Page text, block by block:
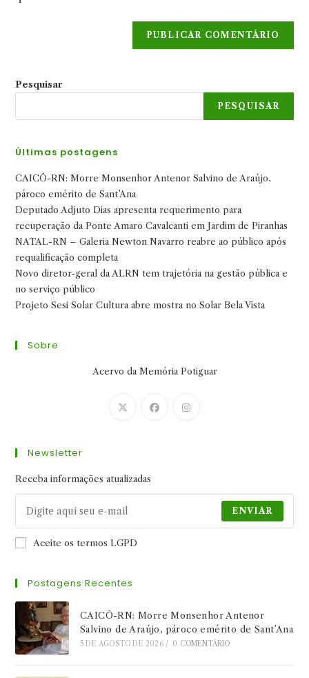
Pesquisar
PESQUISAR
Últimas postagens
CAICÓ-RN: Morre Monsenhor Antenor Salvino de Araújo,
pároco emérito de Sant’Ana
Deputado Adjuto Dias apresenta requerimento para
recuperação da Ponte Amaro Cavalcanti em Jardim de Piranhas
NATAL-RN – Galeria Newton Navarro reabre ao público após
requalificação completa
Novo diretor-geral da ALRN tem trajetória na gestão pública e
no serviço público
Projeto Sesi Solar Cultura abre mostra no Solar Bela Vista
Sobre
Acervo da Memória Potiguar
Abre
Abre
Newsletter
Receba informações atualizadas
ENVIAR
Aceite os termos LGPD
Postagens Recentes
CAICÓ-RN: Morre Monsenhor Antenor
Salvino de Araújo, pároco emérito de Sant’Ana
5 DE AGOSTO DE 2026 / 0 COMENTÁRIO